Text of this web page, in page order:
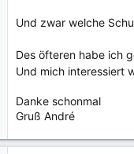
Und zwar welche
Des öfteren habe ich
Und mich interessiert
Danke schonmal
Gruß André